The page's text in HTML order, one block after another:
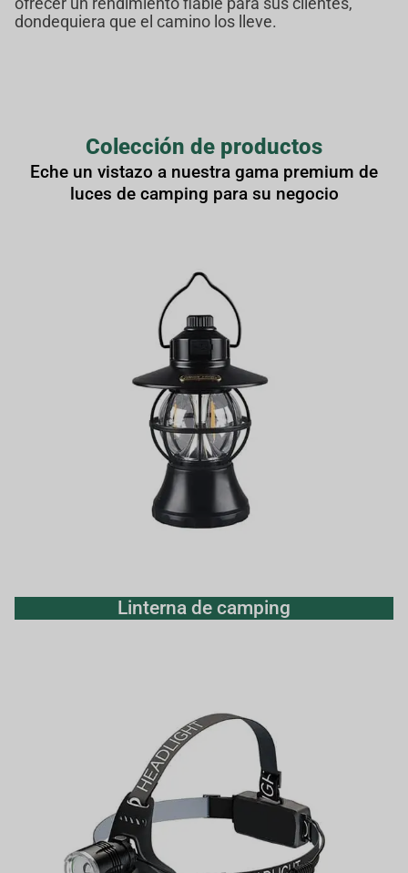
ofrecer un rendimiento fiable para sus clientes,
dondequiera que el camino los lleve.
Colección de productos
Eche un vistazo a nuestra gama premium de
luces de camping para su negocio
Linterna de camping